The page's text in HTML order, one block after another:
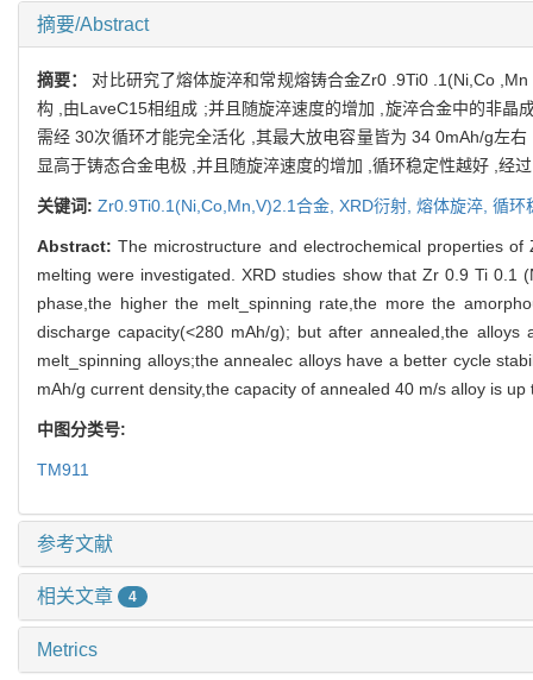
摘要/Abstract
摘要： 对比研究了熔体旋淬和常规熔铸合金Zr0 .9Ti0 .1(Ni,Co
构 ,由LaveC15相组成 ;并且随旋淬速度的增加 ,旋淬合金中的非
需经 30次循环才能完全活化 ,其最大放电容量皆为 34 0mAh/g左
显高于铸态合金电极 ,并且随旋淬速度的增加 ,循环稳定性越好 ,经
关键词: Zr0.9Ti0.1(Ni,Co,Mn,V)2.1合金, XRD衍射, 熔体旋淬, 循环
Abstract:The microstructure and electrochemical properties
melting were investigated. XRD studies show that Zr 0.9 Ti 0.1
phase,the higher the melt_spinning rate,the more the
discharge capacity(<280 mAh/g); but after annealed,the
melt_spinning alloys;the annealec alloys have a better cycle
mAh/g current density,the capacity of annealed 40 m/s alloy is
中图分类号:
TM911
参考文献
相关文章 4
Metrics